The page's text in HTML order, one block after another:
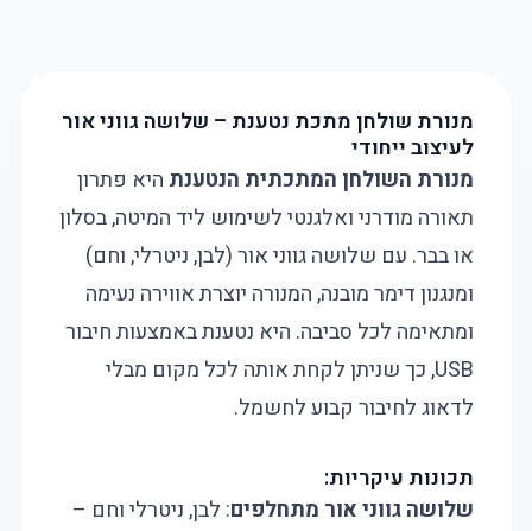
מנורת שולחן מתכת נטענת – שלושה גווני אור
לעיצוב ייחודי
מנורת השולחן המתכתית הנטענת היא פתרון
תאורה מודרני ואלגנטי לשימוש ליד המיטה, בסלון
או בבר. עם שלושה גווני אור (לבן, ניטרלי, וחם)
ומנגנון דימר מובנה, המנורה יוצרת אווירה נעימה
ומתאימה לכל סביבה. היא נטענת באמצעות חיבור
USB, כך שניתן לקחת אותה לכל מקום מבלי
לדאוג לחיבור קבוע לחשמל.
תכונות עיקריות:
שלושה גווני אור מתחלפים: לבן, ניטרלי וחם –